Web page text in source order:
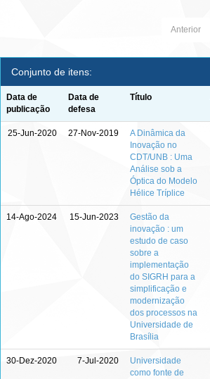
Anterior
Conjunto de itens:
Data de
publicação
Data de
defesa
Título
25-Jun-2020 27-Nov-2019
A Dinâmica da
Inovação no
CDT/UNB : Uma
Análise sob a
Óptica do Modelo
Hélice Tríplice
14-Ago-2024 15-Jun-2023
Gestão da
inovação : um
estudo de caso
sobre a
implementação
do SIGRH para a
simplificação e
modernização
dos processos na
Universidade de
Brasília
30-Dez-2020 7-Jul-2020
Universidade
como fonte de